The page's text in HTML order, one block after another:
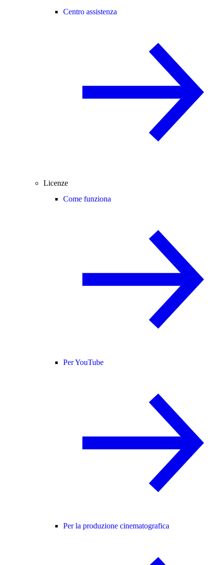
Centro assistenza
Licenze
Come funziona
Per YouTube
Per la produzione cinematografica